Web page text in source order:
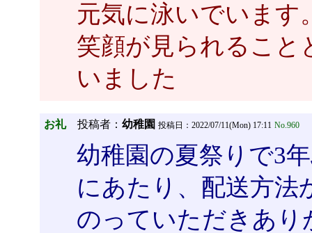
元気に泳いでいます
笑顔が見られること
いました
お礼投稿者： 幼稚園 投稿日：2022/07/11(Mon) 17:11 No.960
幼稚園の夏祭りで3
にあたり、配送方法
のっていただきあ